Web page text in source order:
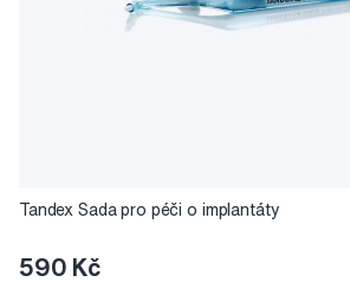
Tandex Sada pro péči o implantáty
590 Kč